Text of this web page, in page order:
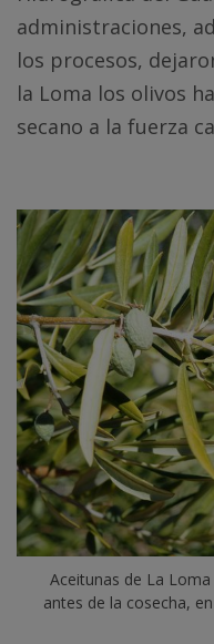
administraciones,
los procesos,
la Loma los olivos
secano a la fuerza
Aceitunas de La
antes de la cosecha,